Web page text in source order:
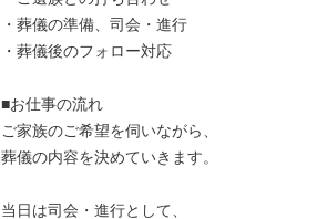
・葬儀の準備、司会・進行
・葬儀後のフォロー対応
■お仕事の流れ
ご家族のご希望を伺いながら、
葬儀の内容を決めていきます。
当日は司会・進行として、